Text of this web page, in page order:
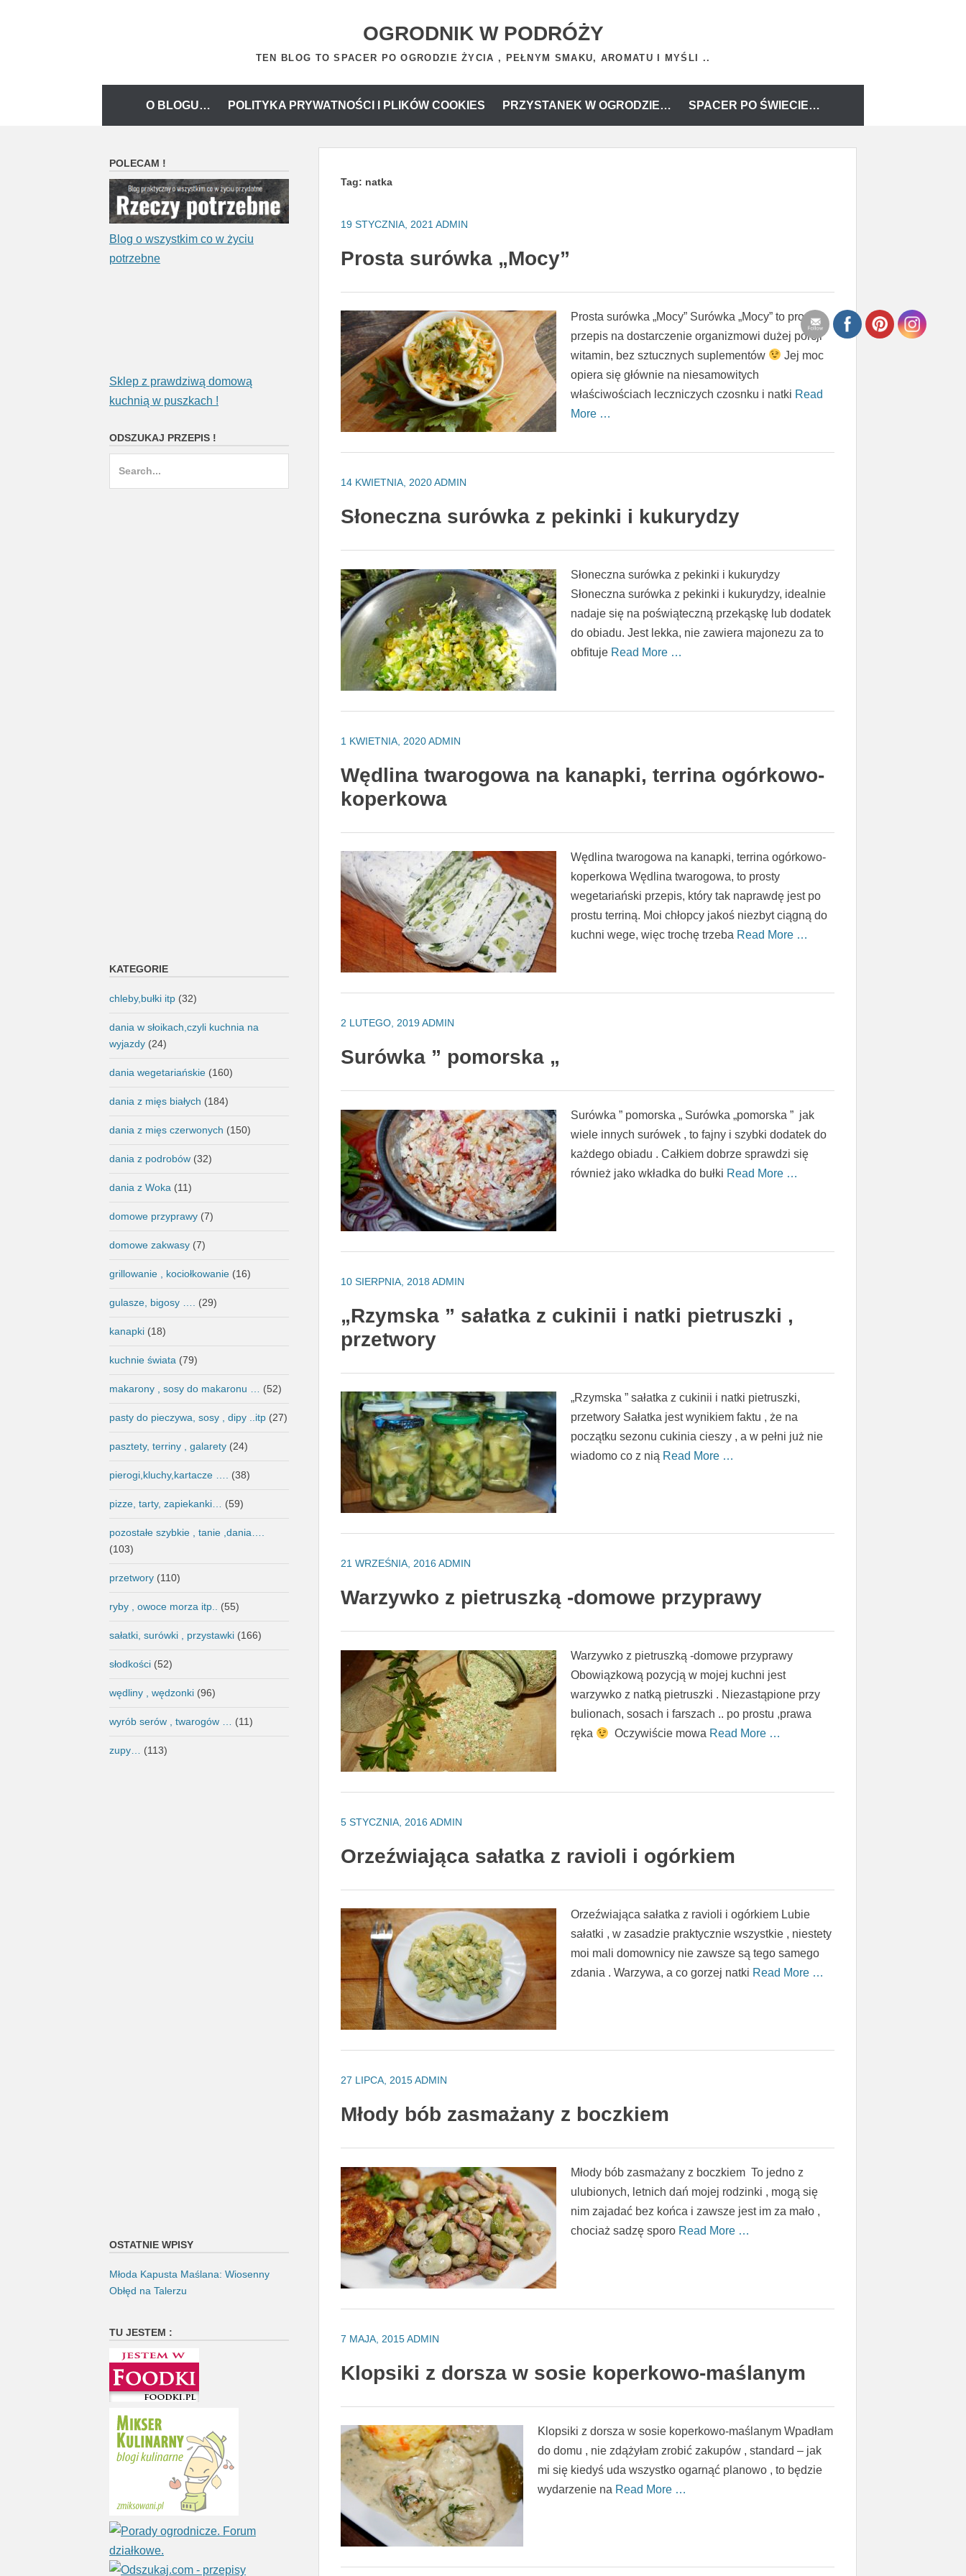
OGRODNIK W PODRÓŻY
TEN BLOG TO SPACER PO OGRODZIE ŻYCIA , PEŁNYM SMAKU, AROMATU I MYŚLI ..
O BLOGU… POLITYKA PRYWATNOŚCI I PLIKÓW COOKIES PRZYSTANEK W OGRODZIE… SPACER PO ŚWIECIE…
Tag: natka
19 STYCZNIA, 2021 ADMIN
Prosta surówka „Mocy”
Prosta surówka „Mocy” Surówka „Mocy” to prosty
przepis na dostarczenie organizmowi dużej porcji
witamin, bez sztucznych suplementów
Jej moc
opiera się głównie na niesamowitych
właściwościach leczniczych czosnku i natki Read
More …
14 KWIETNIA, 2020 ADMIN
Słoneczna surówka z pekinki i kukurydzy
Słoneczna surówka z pekinki i kukurydzy
Słoneczna surówka z pekinki i kukurydzy, idealnie
nadaje się na poświąteczną przekąskę lub dodatek
do obiadu. Jest lekka, nie zawiera majonezu za to
obfituje Read More …
1 KWIETNIA, 2020 ADMIN
Wędlina twarogowa na kanapki, terrina ogórkowo-
koperkowa
Wędlina twarogowa na kanapki, terrina ogórkowo-
koperkowa Wędlina twarogowa, to prosty
wegetariański przepis, który tak naprawdę jest po
prostu terriną. Moi chłopcy jakoś niezbyt ciągną do
kuchni wege, więc trochę trzeba Read More …
2 LUTEGO, 2019 ADMIN
Surówka ” pomorska „
Surówka ” pomorska „ Surówka „pomorska ” jak
wiele innych surówek , to fajny i szybki dodatek do
każdego obiadu . Całkiem dobrze sprawdzi się
również jako wkładka do bułki Read More …
10 SIERPNIA, 2018 ADMIN
„Rzymska ” sałatka z cukinii i natki pietruszki ,
przetwory
„Rzymska ” sałatka z cukinii i natki pietruszki,
przetwory Sałatka jest wynikiem faktu , że na
początku sezonu cukinia cieszy , a w pełni już nie
wiadomo co z nią Read More …
21 WRZEŚNIA, 2016 ADMIN
Warzywko z pietruszką -domowe przyprawy
Warzywko z pietruszką -domowe przyprawy
Obowiązkową pozycją w mojej kuchni jest
warzywko z natką pietruszki . Niezastąpione przy
bulionach, sosach i farszach .. po prostu ,prawa
ręka
Oczywiście mowa Read More …
5 STYCZNIA, 2016 ADMIN
Orzeźwiająca sałatka z ravioli i ogórkiem
Orzeźwiająca sałatka z ravioli i ogórkiem Lubie
sałatki , w zasadzie praktycznie wszystkie , niestety
moi mali domownicy nie zawsze są tego samego
zdania . Warzywa, a co gorzej natki Read More …
27 LIPCA, 2015 ADMIN
Młody bób zasmażany z boczkiem
Młody bób zasmażany z boczkiem To jedno z
ulubionych, letnich dań mojej rodzinki , mogą się
nim zajadać bez końca i zawsze jest im za mało ,
chociaż sadzę sporo Read More …
7 MAJA, 2015 ADMIN
Klopsiki z dorsza w sosie koperkowo-maślanym
Klopsiki z dorsza w sosie koperkowo-maślanym Wpadłam
do domu , nie zdążyłam zrobić zakupów , standard – jak
mi się kiedyś uda wszystko ogarnąć planowo , to będzie
wydarzenie na Read More …
POLECAM !
Blog o wszystkim co w życiu
potrzebne
Sklep z prawdziwą domową
kuchnią w puszkach !
ODSZUKAJ PRZEPIS !
KATEGORIE
chleby,bułki itp (32)
dania w słoikach,czyli kuchnia na
wyjazdy (24)
dania wegetariańskie (160)
dania z mięs białych (184)
dania z mięs czerwonych (150)
dania z podrobów (32)
dania z Woka (11)
domowe przyprawy (7)
domowe zakwasy (7)
grillowanie , kociołkowanie (16)
gulasze, bigosy …. (29)
kanapki (18)
kuchnie świata (79)
makarony , sosy do makaronu … (52)
pasty do pieczywa, sosy , dipy ..itp (27)
pasztety, terriny , galarety (24)
pierogi,kluchy,kartacze …. (38)
pizze, tarty, zapiekanki… (59)
pozostałe szybkie , tanie ,dania….
(103)
przetwory (110)
ryby , owoce morza itp.. (55)
sałatki, surówki , przystawki (166)
słodkości (52)
wędliny , wędzonki (96)
wyrób serów , twarogów … (11)
zupy… (113)
OSTATNIE WPISY
Młoda Kapusta Maślana: Wiosenny
Obłęd na Talerzu
TU JESTEM :